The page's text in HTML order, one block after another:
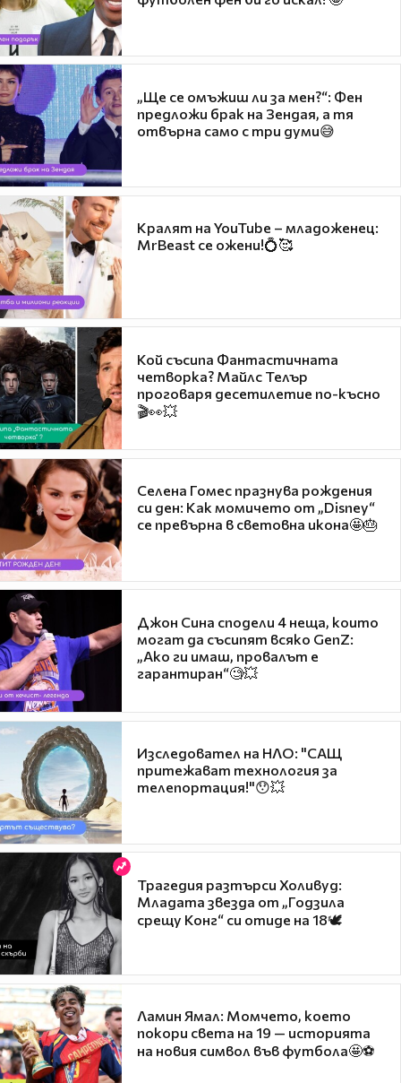
„Ще се омъжиш ли за мен?“: Фен
предложи брак на Зендая, а тя
отвърна само с три думи😅
Кралят на YouTube – младоженец:
MrBeast се ожени!💍🥰
Кой съсипа Фантастичната
четворка? Майлс Телър
проговаря десетилетие по-късно
🎬👀💥
Селена Гомес празнува рождения
си ден: Как момичето от „Disney“
се превърна в световна икона🤩🎂
Джон Сина сподели 4 неща, които
могат да съсипят всяко GenZ:
„Ако ги имаш, провалът е
гарантиран“🧐💥
Изследовател на НЛО: "САЩ
притежават технология за
телепортация!"😯💥
Трагедия разтърси Холивуд:
Младата звезда от „Годзила
срещу Конг“ си отиде на 18🕊️
Ламин Ямал: Момчето, което
покори света на 19 — историята
на новия символ във футбола🤩⚽